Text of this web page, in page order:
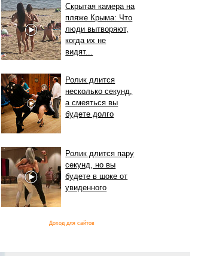
Скрытая камера на
пляже Крыма: Что
люди вытворяют,
когда их не
видят...
Ролик длится
несколько секунд,
а смеяться вы
будете долго
Ролик длится пару
секунд, но вы
будете в шоке от
увиденного
Доход для сайтов